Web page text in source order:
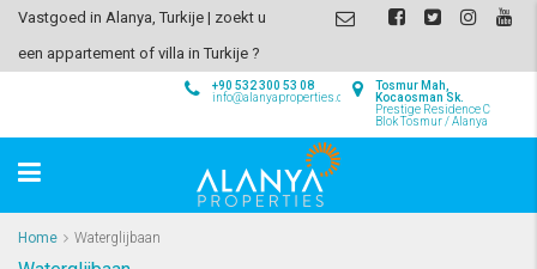
Vastgoed in Alanya, Turkije | zoekt u
een appartement of villa in Turkije ?
Tosmur Mah,
Kocaosman Sk.
Prestige Residence C
Blok Tosmur / Alanya
+90 532 300 53 08
info@alanyaproperties.com
Home Waterglijbaan